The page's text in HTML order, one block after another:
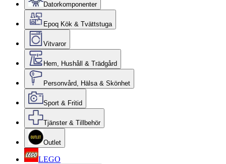
Datorkomponenter
Epoq Kök & Tvättstuga
Vitvaror
Hem, Hushåll & Trädgård
Personvård, Hälsa & Skönhet
Sport & Fritid
Tjänster & Tillbehör
Outlet
LEGO